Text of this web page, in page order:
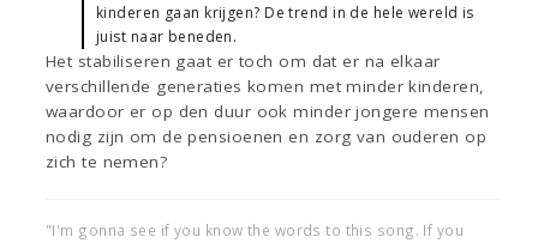
kinderen gaan krijgen? De trend in de hele wereld is
juist naar beneden.
Het stabiliseren gaat er toch om dat er na elkaar
verschillende generaties komen met minder kinderen,
waardoor er op den duur ook minder jongere mensen
nodig zijn om de pensioenen en zorg van ouderen op
zich te nemen?
"I'm gonna see if you know the words to this song. If you